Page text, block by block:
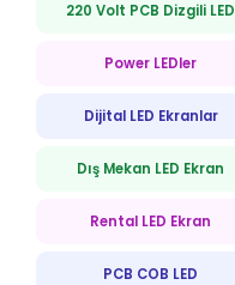
220 Volt PCB Dizgili LED
Power LEDler
Dijital LED Ekranlar
Dış Mekan LED Ekran
Rental LED Ekran
PCB COB LED